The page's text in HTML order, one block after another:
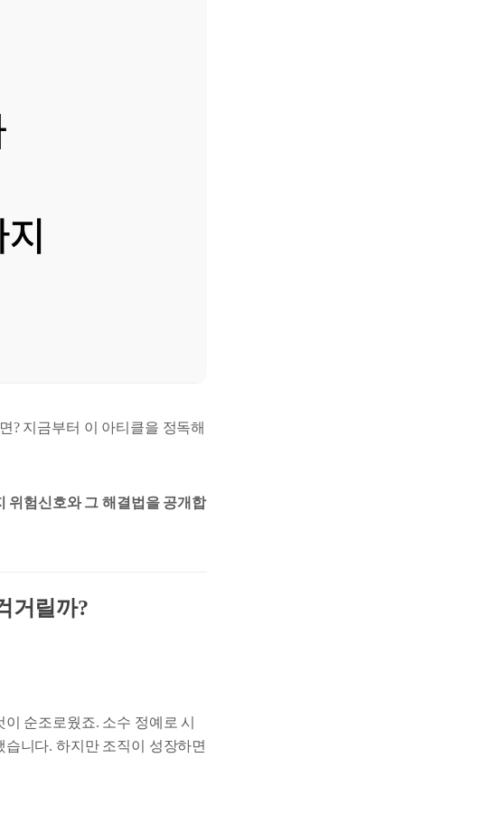
? 지금부터 이 아티클을 정독해
위험신호와 그 해결법을 공개합
거릴까?
순조로웠죠. 소수 정예로 시
니다. 하지만 조직이 성장하면